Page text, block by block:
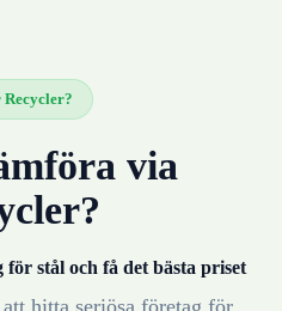
via
för stål och få det bästa priset